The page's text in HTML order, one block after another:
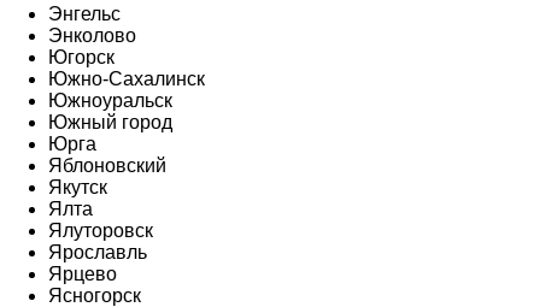
Энгельс
Энколово
Югорск
Южно-Сахалинск
Южноуральск
Южный город
Юрга
Яблоновский
Якутск
Ялта
Ялуторовск
Ярославль
Ярцево
Ясногорск